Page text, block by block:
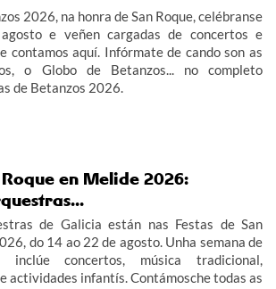
2026, na honra de San Roque, celébranse
e veñen cargadas de concertos e
contamos aquí. Infórmate de cando son as
o Globo de Betanzos... no completo
de Betanzos 2026.
Roque en Melide 2026:
de Galicia están nas Festas de San
do 14 ao 22 de agosto. Unha semana de
inclúe concertos, música tradicional,
actividades infantís. Contámosche todas as